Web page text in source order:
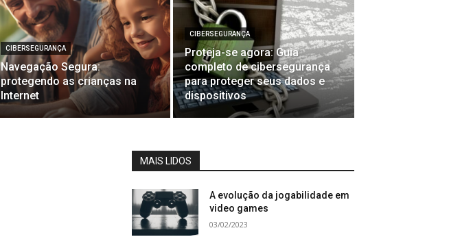
CIBERSEGURANÇA
Navegação Segura:
protegendo as crianças na
Internet
CIBERSEGURANÇA
Proteja-se agora: Guia
completo de cibersegurança
para proteger seus dados e
dispositivos
MAIS LIDOS
A evolução da jogabilidade em
video games
03/02/2023